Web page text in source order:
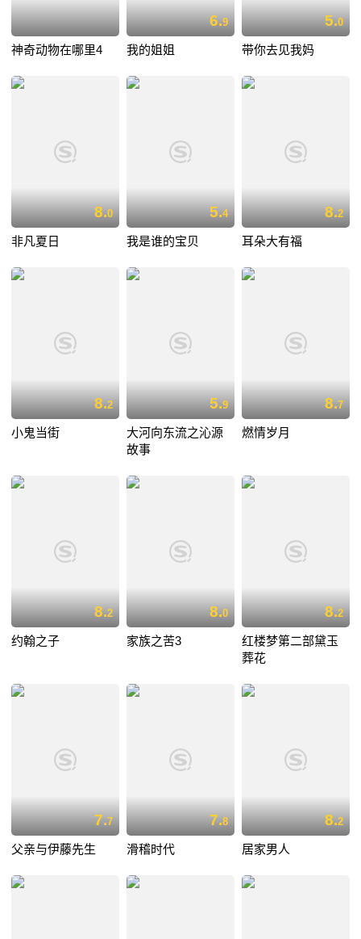
神奇动物在哪里4
6.9
我的姐姐
5.0
带你去见我妈
8.0
非凡夏日
5.4
我是谁的宝贝
8.2
耳朵大有福
8.2
小鬼当街
5.9
大河向东流之沁源
故事
8.7
燃情岁月
8.2
约翰之子
8.0
家族之苦3
8.2
红楼梦第二部黛玉
葬花
7.7
父亲与伊藤先生
7.8
滑稽时代
8.2
居家男人